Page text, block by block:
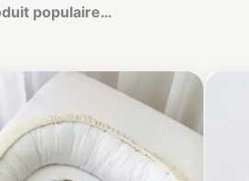
populaire…